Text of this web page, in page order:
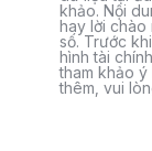
khảo. Nội
hay lời chào
số. Trước
hình tài
tham khảo
thêm, vui